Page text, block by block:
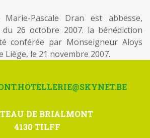
Marie-Pascale Dran est abbesse,
26 octobre 2007. la bénédiction
conférée par Monseigneur Aloys
Liège, le 21 novembre 2007.
DE BRIALMONT
4130 TILFF